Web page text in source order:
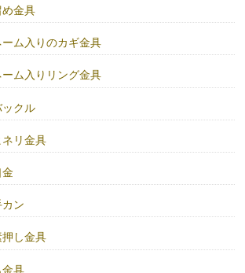
め金具
ム入りのカギ金具
ム入りリング金具
ックル
リ金具
ン
し金具
金具